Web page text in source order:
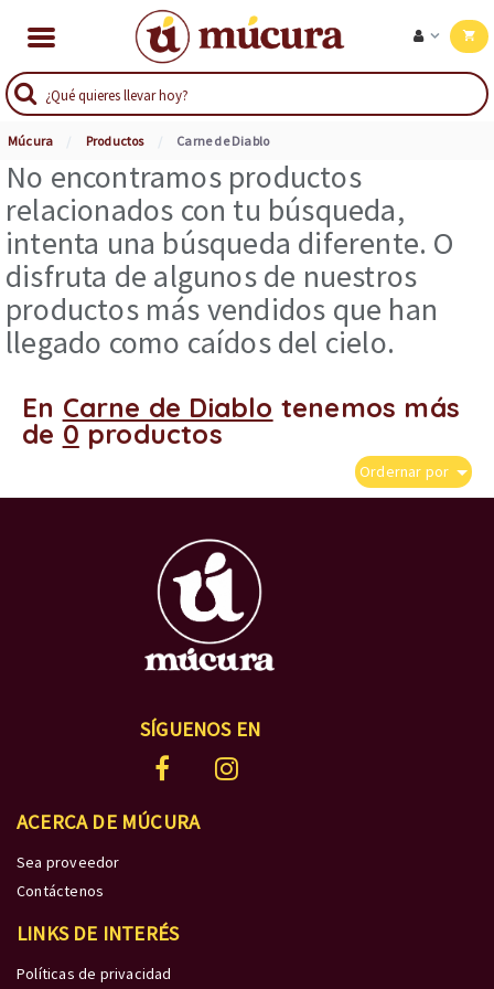
Múcura Productos Carne de Diablo
No encontramos productos
relacionados con tu búsqueda,
intenta una búsqueda diferente. O
disfruta de algunos de nuestros
productos más vendidos que han
llegado como caídos del cielo.
En Carne de Diablo tenemos más
de 0 productos
Ordernar por
SÍGUENOS EN
ACERCA DE MÚCURA
Sea proveedor
Contáctenos
LINKS DE INTERÉS
Políticas de privacidad